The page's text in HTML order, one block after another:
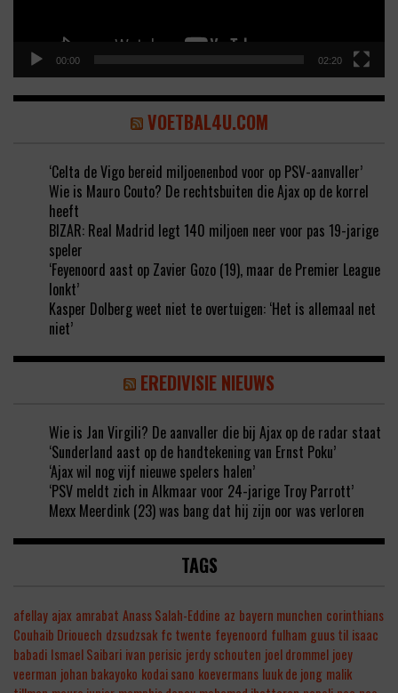
00:00 02:20
VOETBAL4U.COM
‘Celta de Vigo bereid miljoenenbod voor op PSV-aanvaller’
Wie is Mauro Couto? De rechtsbuiten die Ajax op de korrel
heeft
BIZAR: Real Madrid legt 140 miljoen neer voor pas 19-jarige
speler
‘Feyenoord aast op Zavier Gozo (19), maar de Premier League
lonkt’
Kasper Dolberg weet niet te overtuigen: ‘Het is allemaal net
niet’
EREDIVISIE NIEUWS
Wie is Jan Virgili? De aanvaller die bij Ajax op de radar staat
‘Sunderland aast op de handtekening van Ernst Poku’
‘Ajax wil nog vijf nieuwe spelers halen’
‘PSV meldt zich in Alkmaar voor 24-jarige Troy Parrott’
Mexx Meerdink (23) was bang dat hij zijn oor was verloren
TAGS
afellay ajax amrabat Anass Salah-Eddine az bayern munchen corinthians
Couhaib Driouech dzsudzsak fc twente feyenoord fulham guus til isaac
babadi Ismael Saibari ivan perisic jerdy schouten joel drommel joey
veerman johan bakayoko kodai sano koevermans luuk de jong malik